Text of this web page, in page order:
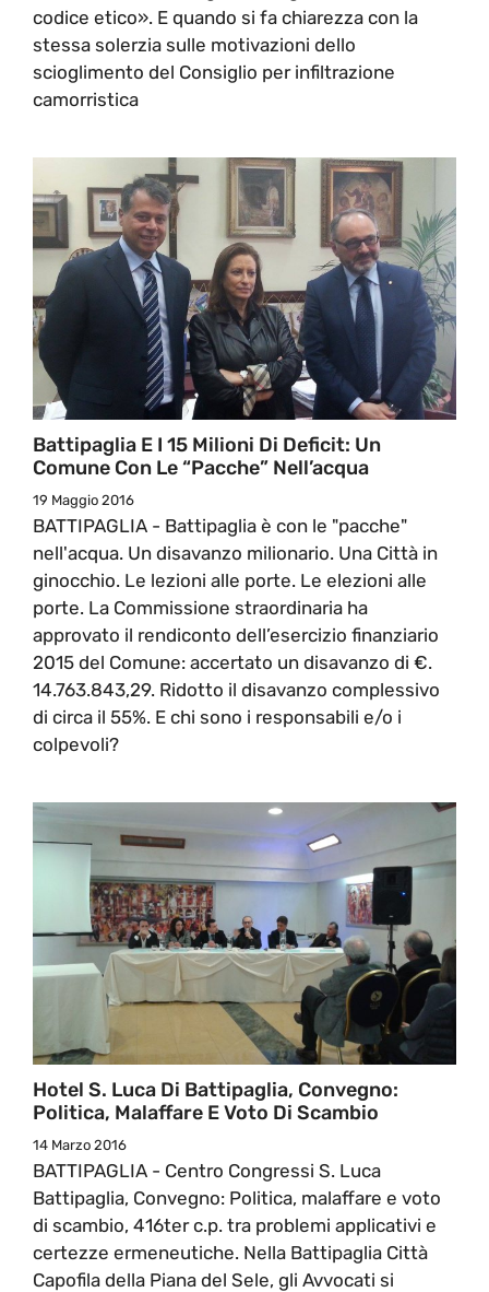
codice etico». E quando si fa chiarezza con la
stessa solerzia sulle motivazioni dello
scioglimento del Consiglio per infiltrazione
camorristica
Battipaglia E I 15 Milioni Di Deficit: Un
Comune Con Le “pacche” Nell’acqua
19 Maggio 2016
BATTIPAGLIA - Battipaglia è con le "pacche"
nell'acqua. Un disavanzo milionario. Una Città in
ginocchio. Le lezioni alle porte. Le elezioni alle
porte. La Commissione straordinaria ha
approvato il rendiconto dell’esercizio finanziario
2015 del Comune: accertato un disavanzo di €.
14.763.843,29. Ridotto il disavanzo complessivo
di circa il 55%. E chi sono i responsabili e/o i
colpevoli?
Hotel S. Luca Di Battipaglia, Convegno:
Politica, Malaffare E Voto Di Scambio
14 Marzo 2016
BATTIPAGLIA - Centro Congressi S. Luca
Battipaglia, Convegno: Politica, malaffare e voto
di scambio, 416ter c.p. tra problemi applicativi e
certezze ermeneutiche. Nella Battipaglia Città
Capofila della Piana del Sele, gli Avvocati si